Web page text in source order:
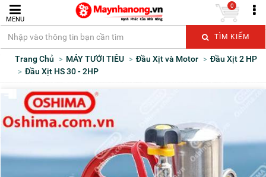
MENU
TÌM KIẾM
0
Trang Chủ MÁY TƯỚI TIÊU Đầu Xịt và Motor
Đầu Xịt 2 HP
Đầu Xịt HS 30 - 2HP